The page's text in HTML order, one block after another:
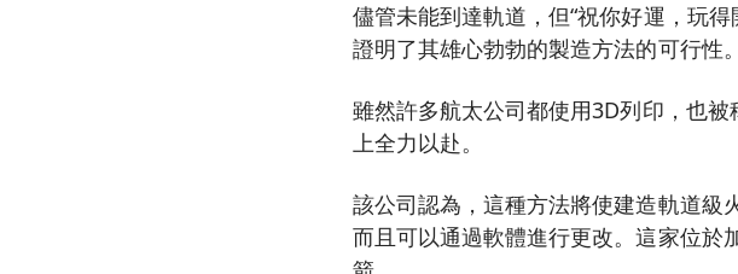
儘管未能到達軌道，但“祝你好運，玩
證明了其雄心勃勃的製造方法的可行性。
雖然許多航太公司都使用3D列印，也
上全力以赴。
該公司認為，這種方法將使建造軌道級
而且可以通過軟體進行更改。這家位於